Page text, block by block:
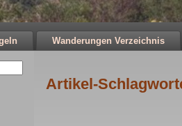
Wanderungen Verzeichnis
Artikel-